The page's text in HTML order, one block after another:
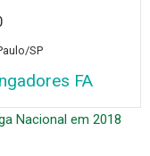
SP
FA
Nacional em 2018